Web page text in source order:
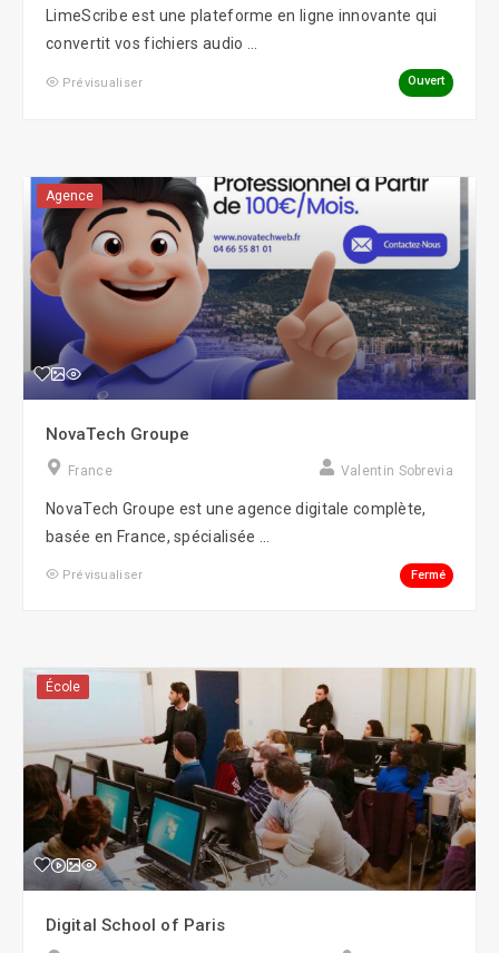
LimeScribe est une plateforme en ligne innovante qui
convertit vos fichiers audio ...
Prévisualiser Ouvert
Agence
NovaTech Groupe
France Valentin Sobrevia
NovaTech Groupe est une agence digitale complète,
basée en France, spécialisée ...
Prévisualiser Fermé
École
Digital School of Paris